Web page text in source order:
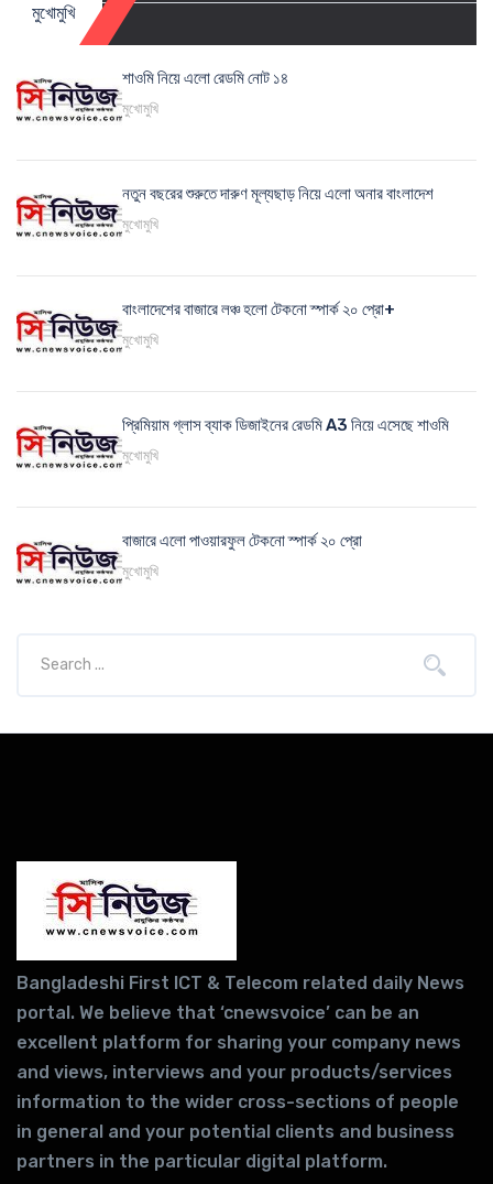
মুখোমুখি
শাওমি নিয়ে এলো রেডমি নোট ১৪
মুখোমুখি
নতুন বছরের শুরুতে দারুণ মূল্যছাড় নিয়ে এলো অনার বাংলাদেশ
মুখোমুখি
বাংলাদেশের বাজারে লঞ্চ হলো টেকনো স্পার্ক ২০ প্রো+
মুখোমুখি
প্রিমিয়াম গ্লাস ব্যাক ডিজাইনের রেডমি A3 নিয়ে এসেছে শাওমি
মুখোমুখি
বাজারে এলো পাওয়ারফুল টেকনো স্পার্ক ২০ প্রো
মুখোমুখি
Bangladeshi First ICT & Telecom related daily News
portal. We believe that ‘cnewsvoice’ can be an
excellent platform for sharing your company news
and views, interviews and your products/services
information to the wider cross-sections of people
in general and your potential clients and business
partners in the particular digital platform.